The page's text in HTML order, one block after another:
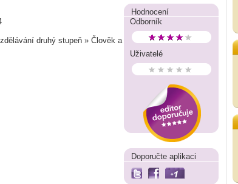
druhý stupeň » Člověk a
Hodnocení
Odborník
Uživatelé
Doporučte aplikaci